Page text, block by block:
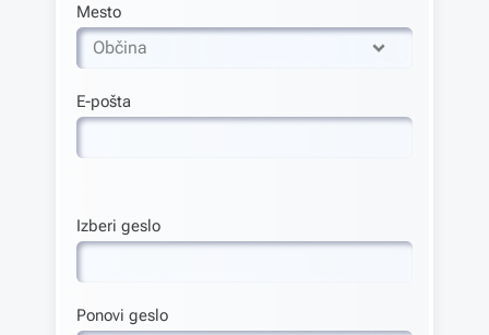
Mesto
Občina
E-pošta
Izberi geslo
Ponovi geslo